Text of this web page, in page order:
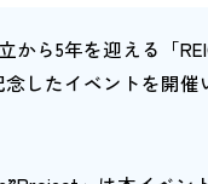
から5年を迎える「
念したイベントを開催